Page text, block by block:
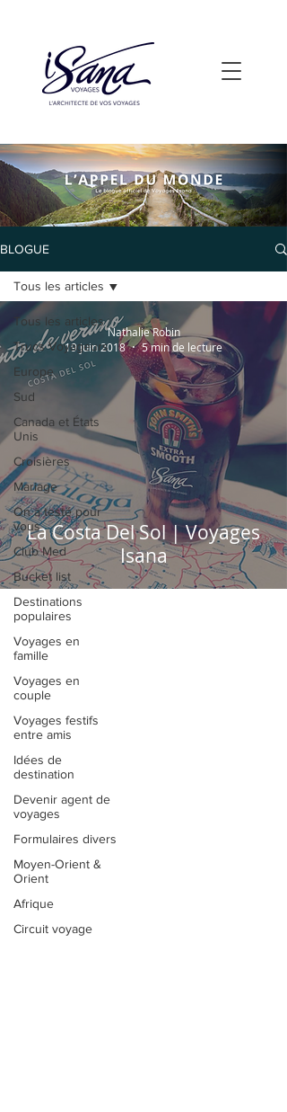
BLOGUE
Tous les articles
Trucs Voyageurs
Europe
Sud
Canada et États
Unis
Croisières
Mariage
On a testé pour
vous
Club Med
Bucket list
Destinations
populaires
Voyages en
famille
Voyages en
couple
Voyages festifs
entre amis
Idées de
destination
Devenir agent de
voyages
Formulaires divers
Moyen-Orient &
Orient
Afrique
Circuit voyage
Tous les articles
La Costa Del Sol | Voyages
Isana
Nathalie Robin
19 juin 2018
5 min de lecture